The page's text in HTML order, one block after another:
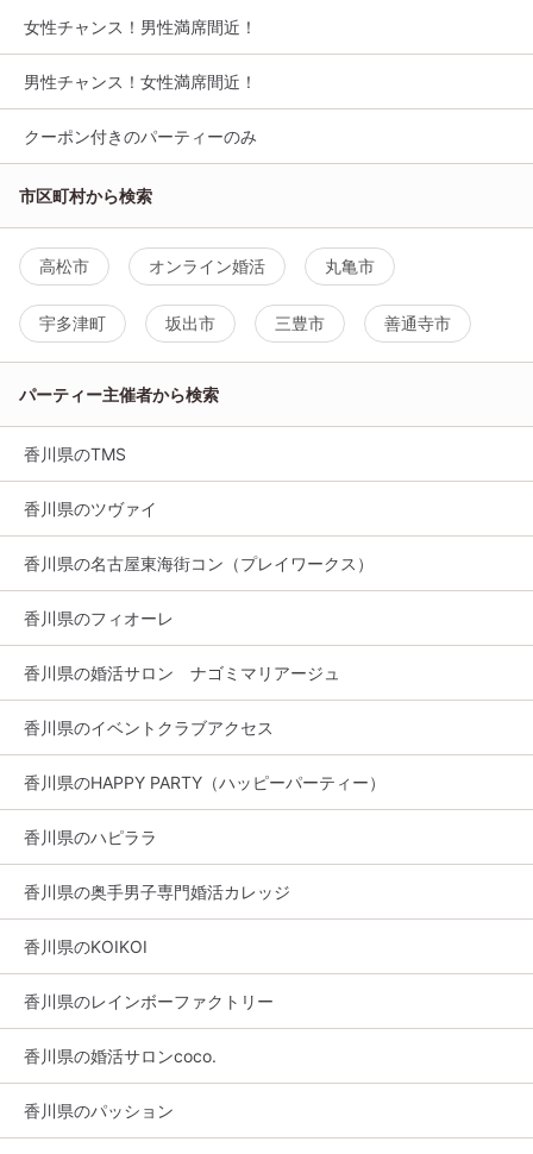
女性チャンス！男性満席間近！
男性チャンス！女性満席間近！
クーポン付きのパーティーのみ
市区町村から検索
高松市 オンライン婚活 丸亀市
宇多津町 坂出市 三豊市 善通寺市
パーティー主催者から検索
香川県のTMS
香川県のツヴァイ
香川県の名古屋東海街コン（プレイワークス）
香川県のフィオーレ
香川県の婚活サロン ナゴミマリアージュ
香川県のイベントクラブアクセス
香川県のHAPPY PARTY（ハッピーパーティー）
香川県のハピララ
香川県の奥手男子専門婚活カレッジ
香川県のKOIKOI
香川県のレインボーファクトリー
香川県の婚活サロンcoco.
香川県のパッション